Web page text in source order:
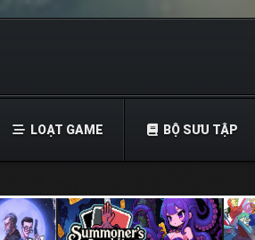
LOẠT GAME BỘ SƯU TẬP